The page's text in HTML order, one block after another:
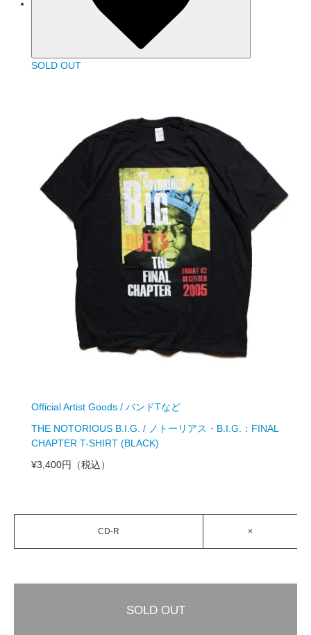
SOLD OUT
Official Artist Goods / バンドTなど
THE NOTORIOUS B.I.G. / ノトーリアス・B.I.G.：FINAL
CHAPTER T-SHIRT (BLACK)
¥3,400円
（税込）
CD-R ×
SOLD OUT